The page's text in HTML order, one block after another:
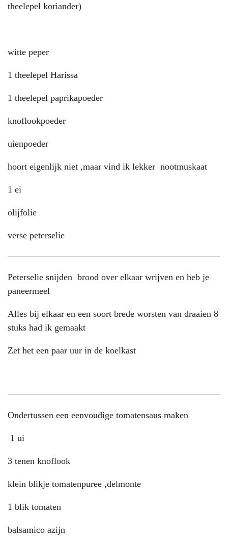
theelepel koriander)
witte peper
1 theelepel Harissa
1 theelepel paprikapoeder
knoflookpoeder
uienpoeder
hoort eigenlijk niet ,maar vind ik lekker nootmuskaat
1 ei
olijfolie
verse peterselie
Peterselie snijden brood over elkaar wrijven en heb je
paneermeel
Alles bij elkaar en een soort brede worsten van draaien 8
stuks had ik gemaakt
Zet het een paar uur in de koelkast
Ondertussen een eenvoudige tomatensaus maken
1 ui
3 tenen knoflook
klein blikje tomatenpuree ,delmonte
1 blik tomaten
balsamico azijn